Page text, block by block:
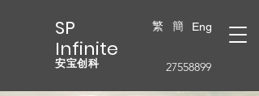
SP
Infinite
安宝创科
繁 簡 Eng
27558899